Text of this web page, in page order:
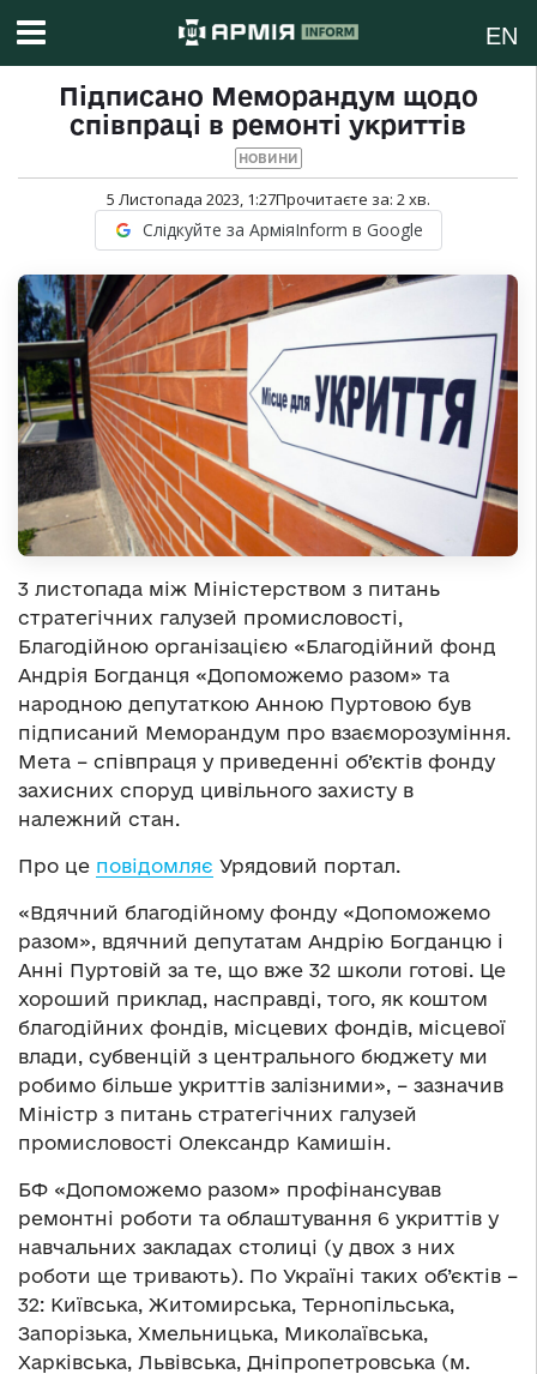
EN
Підписано Меморандум щодо
співпраці в ремонті укриттів
НОВИНИ
5 Листопада 2023, 1:27Прочитаєте за: 2хв.
Слідкуйте за АрміяInform в Google
3 листопада між Міністерством з питань
стратегічних галузей промисловості,
Благодійною організацією «Благодійний фонд
Андрія Богданця «Допоможемо разом» та
народною депутаткою Анною Пуртовою був
підписаний Меморандум про взаєморозуміння.
Мета – співпраця у приведенні об’єктів фонду
захисних споруд цивільного захисту в
належний стан.
Про це повідомляє Урядовий портал.
«Вдячний благодійному фонду «Допоможемо
разом», вдячний депутатам Андрію Богданцю і
Анні Пуртовій за те, що вже 32 школи готові. Це
хороший приклад, насправді, того, як коштом
благодійних фондів, місцевих фондів, місцевої
влади, субвенцій з центрального бюджету ми
робимо більше укриттів залізними», – зазначив
Міністр з питань стратегічних галузей
промисловості Олександр Камишін.
БФ «Допоможемо разом» профінансував
ремонтні роботи та облаштування 6 укриттів у
навчальних закладах столиці (у двох з них
роботи ще тривають). По Україні таких об’єктів –
32: Київська, Житомирська, Тернопільська,
Запорізька, Хмельницька, Миколаївська,
Харківська, Львівська, Дніпропетровська (м.